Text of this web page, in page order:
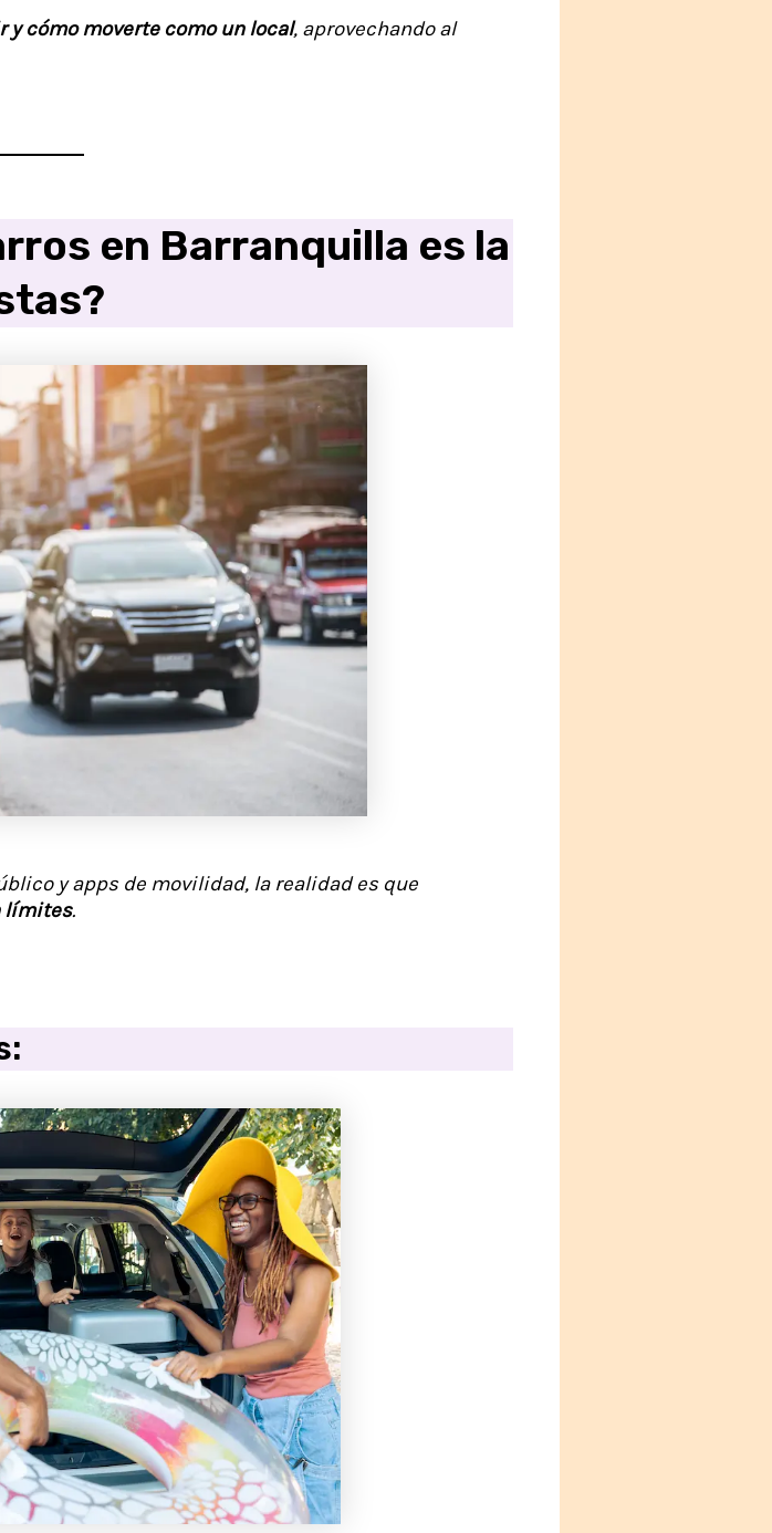
y cómo moverte como un local, aprovechando al
en Barranquilla es la
y apps de movilidad, la realidad es que
límites.